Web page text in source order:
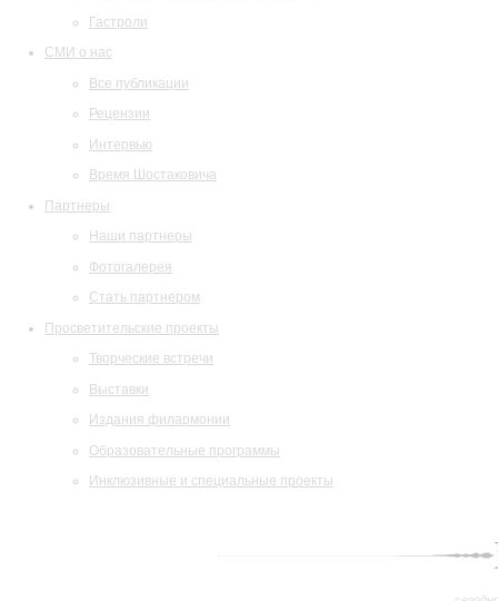
Гастроли
СМИ о нас
Все публикации
Рецензии
Интервью
Время Шостаковича
Партнеры
Наши партнеры
Фотогалерея
Стать партнером
Просветительские проекты
Творческие встречи
Выставки
Издания филармонии
Образовательные программы
Инклюзивные и специальные проекты